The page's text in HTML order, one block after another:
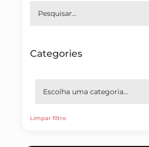
Categories
Limpar filtro